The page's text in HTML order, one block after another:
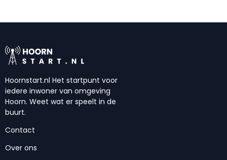
Hoornstart.nl Het startpunt voor
iedere inwoner van omgeving
Hoorn. Weet wat er speelt in de
buurt.
Contact
Over ons